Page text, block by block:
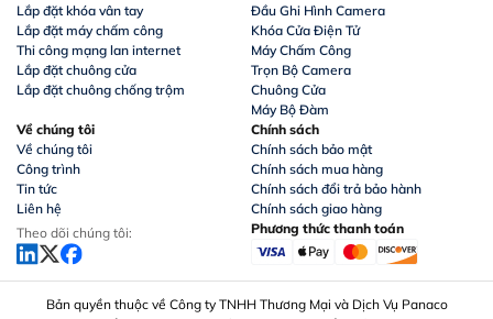
Về chúng tôi
Về chúng tôi
Công trình
Tin tức
Liên hệ
Theo dõi chúng tôi:
Lắp đặt khóa vân tay
Lắp đặt máy chấm công
Thi công mạng lan internet
Lắp đặt chuông cửa
Lắp đặt chuông chống trộm
Đầu Ghi Hình Camera
Khóa Cửa Điện Tử
Máy Chấm Công
Trọn Bộ Camera
Chuông Cửa
Máy Bộ Đàm
Chính sách
Chính sách bảo mật
Chính sách mua hàng
Chính sách đổi trả bảo hành
Chính sách giao hàng
Phương thức thanh toán
Bản quyền thuộc về Công ty TNHH Thương Mại và Dịch Vụ Panaco